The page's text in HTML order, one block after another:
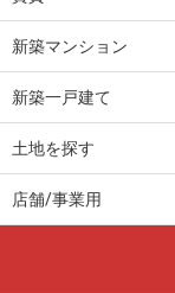
新築マンション
新築一戸建て
土地を探す
店舗/事業用